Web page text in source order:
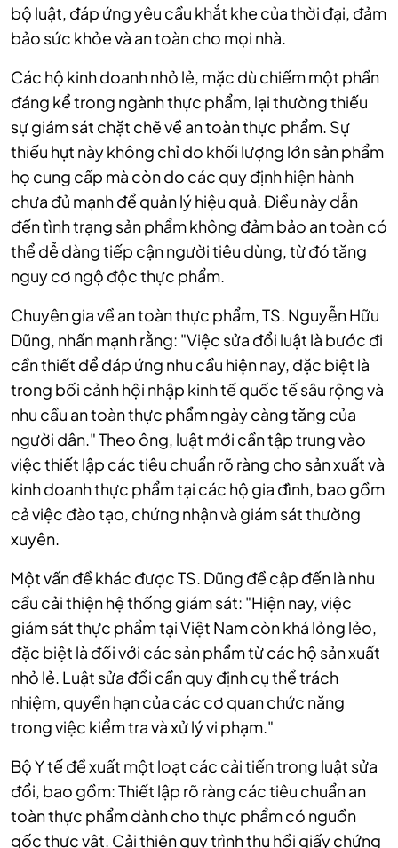
bộ luật, đáp ứng yêu cầu khắt khe của thời đại, đảm
bảo sức khỏe và an toàn cho mọi nhà.
Các hộ kinh doanh nhỏ lẻ, mặc dù chiếm một phần
đáng kể trong ngành thực phẩm, lại thường thiếu
sự giám sát chặt chẽ về an toàn thực phẩm. Sự
thiếu hụt này không chỉ do khối lượng lớn sản phẩm
họ cung cấp mà còn do các quy định hiện hành
chưa đủ mạnh để quản lý hiệu quả. Điều này dẫn
đến tình trạng sản phẩm không đảm bảo an toàn có
thể dễ dàng tiếp cận người tiêu dùng, từ đó tăng
nguy cơ ngộ độc thực phẩm.
Chuyên gia về an toàn thực phẩm, TS. Nguyễn Hữu
Dũng, nhấn mạnh rằng: "Việc sửa đổi luật là bước đi
cần thiết để đáp ứng nhu cầu hiện nay, đặc biệt là
trong bối cảnh hội nhập kinh tế quốc tế sâu rộng và
nhu cầu an toàn thực phẩm ngày càng tăng của
người dân." Theo ông, luật mới cần tập trung vào
việc thiết lập các tiêu chuẩn rõ ràng cho sản xuất và
kinh doanh thực phẩm tại các hộ gia đình, bao gồm
cả việc đào tạo, chứng nhận và giám sát thường
xuyên.
Một vấn đề khác được TS. Dũng đề cập đến là nhu
cầu cải thiện hệ thống giám sát: "Hiện nay, việc
giám sát thực phẩm tại Việt Nam còn khá lỏng lẻo,
đặc biệt là đối với các sản phẩm từ các hộ sản xuất
nhỏ lẻ. Luật sửa đổi cần quy định cụ thể trách
nhiệm, quyền hạn của các cơ quan chức năng
trong việc kiểm tra và xử lý vi phạm."
Bộ Y tế đề xuất một loạt các cải tiến trong luật sửa
đổi, bao gồm:Thiết lập rõ ràng các tiêu chuẩn an
toàn thực phẩm dành cho thực phẩm có nguồn
gốc thực vật. Cải thiện quy trình thu hồi giấy chứng